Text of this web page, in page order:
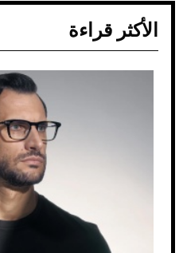
الأكثر قراءة